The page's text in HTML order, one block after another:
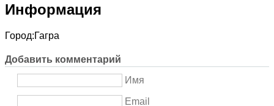
Информация
Город:Гагра
Добавить комментарий
Имя
Email